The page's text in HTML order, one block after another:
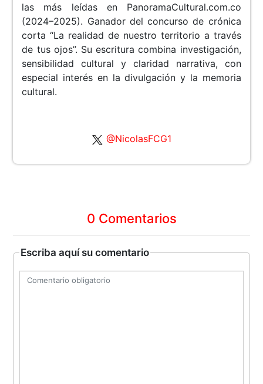
las más leídas en PanoramaCultural.com.co
(2024–2025). Ganador del concurso de crónica
corta “La realidad de nuestro territorio a través
de tus ojos”. Su escritura combina investigación,
sensibilidad cultural y claridad narrativa, con
especial interés en la divulgación y la memoria
cultural.
@NicolasFCG1
0 Comentarios
Escriba aquí su comentario